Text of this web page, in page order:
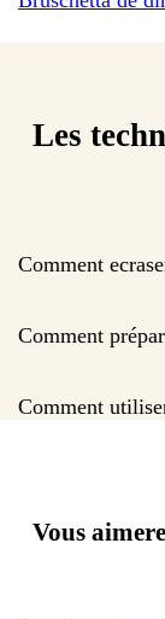
Les
Comment
Comment
Comment
Vous